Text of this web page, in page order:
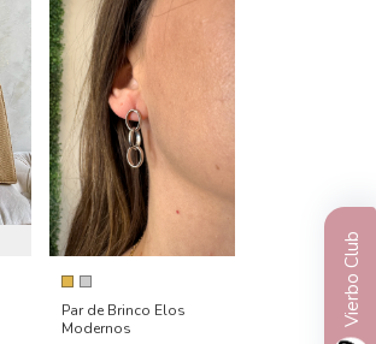
Par de Brinco Elos
Modernos
Vierbo Club